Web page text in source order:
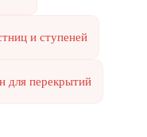
и ступеней
для перекрытий